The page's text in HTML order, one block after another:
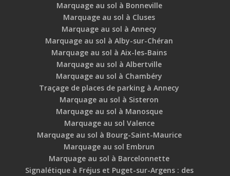
Marquage au sol à Bonneville
Marquage au sol à Cluses
Marquage au sol à Annecy
Marquage au sol à Alby-sur-Chéran
Marquage au sol à Aix-les-Bains
Marquage au sol à Albertville
Marquage au sol à Chambéry
Traçage de places de parking à Annecy
Marquage au sol à Sisteron
Marquage au sol à Manosque
Marquage au sol Valence
Marquage au sol à Bourg-Saint-Maurice
Marquage au sol Embrun
Marquage au sol à Barcelonnette
Signalétique à Fréjus et Puget-sur-Argens : des